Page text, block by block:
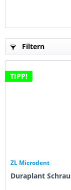
Filtern
TIPP!
ZL Microdent
Duraplant